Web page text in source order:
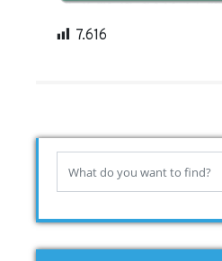
7.616